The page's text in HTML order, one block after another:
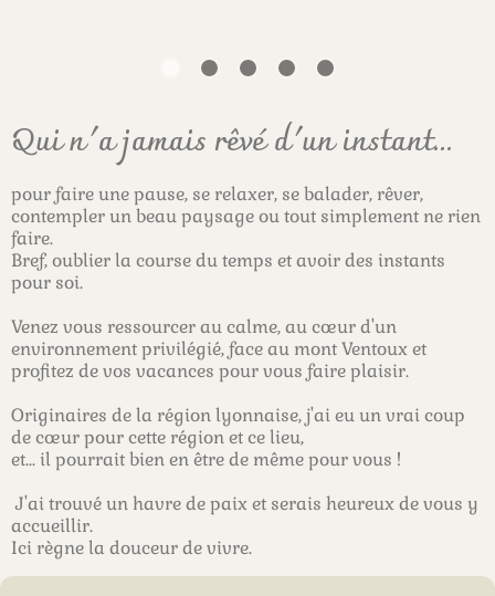
Qui n'a jamais rêvé d'un instant...
pour faire une pause, se relaxer, se balader, rêver,
contempler un beau paysage ou tout simplement ne rien
faire.
Bref, oublier la course du temps et avoir des instants
pour soi.
Venez vous ressourcer au calme, au cœur d'un
environnement privilégié, face au mont Ventoux et
profitez de vos vacances pour vous faire plaisir.
Originaires de la région lyonnaise, j'ai eu un vrai coup
de cœur pour cette région et ce lieu,
et... il pourrait bien en être de même pour vous !
J'ai trouvé un havre de paix et serais heureux de vous y
accueillir.
Ici règne la douceur de vivre.